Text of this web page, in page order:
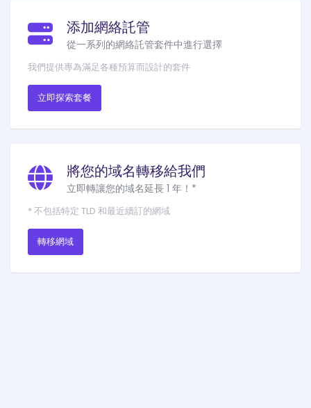
添加網絡託管
從一系列的網絡託管套件中進行選擇
我們提供專為滿足各種預算而設計的套件
立即探索套餐
將您的域名轉移給我們
立即轉讓您的域名延長 1 年！*
轉移網域
* 不包括特定 TLD 和最近續訂的網域